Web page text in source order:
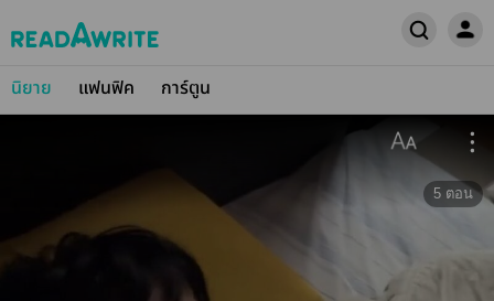
นิยาย แฟนฟิค การ์ตูน
5 ตอน